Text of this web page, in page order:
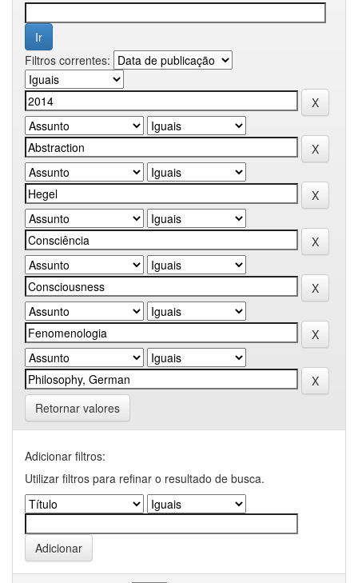
Filtros correntes:
Retornar valores
Adicionar filtros:
Utilizar filtros para refinar o resultado de busca.